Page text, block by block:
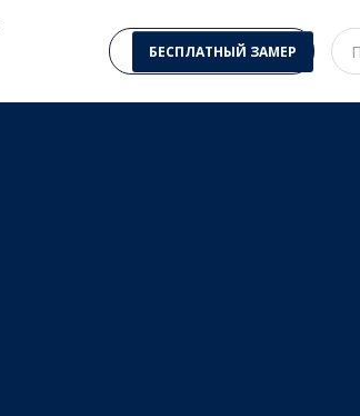
БЕСПЛАТНЫЙ ЗАМЕР